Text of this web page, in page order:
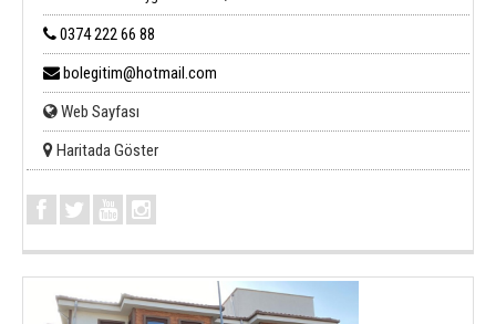
0374 222 66 88
bolegitim@hotmail.com
Web Sayfası
Haritada Göster